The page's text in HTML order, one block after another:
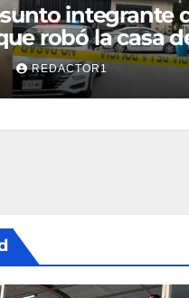
integrante
robó la casa
REDACTOR1